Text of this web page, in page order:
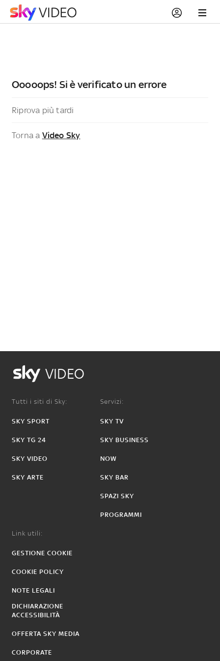
Ooooops! Si è verificato un errore
Riprova più tardi
Torna a Video Sky
VIDEO
Tutti i siti di Sky:
SKY SPORT
SKY TG 24
SKY VIDEO
SKY ARTE
Servizi:
SKY TV
SKY BUSINESS
NOW
SKY BAR
SPAZI SKY
PROGRAMMI
Link utili:
GESTIONE COOKIE
COOKIE POLICY
NOTE LEGALI
DICHIARAZIONE
ACCESSIBILITÀ
OFFERTA SKY MEDIA
CORPORATE